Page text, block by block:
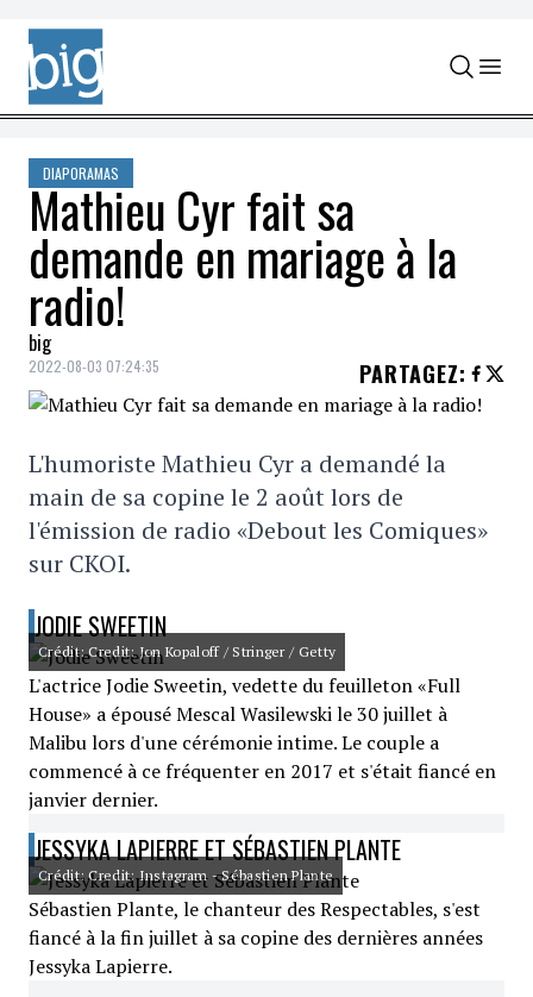
Skip to content
DIAPORAMAS
Mathieu Cyr fait sa
demande en mariage à la
radio!
big
2022-08-03 07:24:35 PARTAGEZ:
L'humoriste Mathieu Cyr a demandé la
main de sa copine le 2 août lors de
l'émission de radio «Debout les Comiques»
sur CKOI.
JODIE SWEETIN
Crédit: Credit: Jon Kopaloff / Stringer / Getty
L'actrice Jodie Sweetin, vedette du feuilleton «Full
House» a épousé Mescal Wasilewski le 30 juillet à
Malibu lors d'une cérémonie intime. Le couple a
commencé à ce fréquenter en 2017 et s'était fiancé en
janvier dernier.
JESSYKA LAPIERRE ET SÉBASTIEN PLANTE
Crédit: Credit: Instagram - Sébastien Plante
Sébastien Plante, le chanteur des Respectables, s'est
fiancé à la fin juillet à sa copine des dernières années
Jessyka Lapierre.